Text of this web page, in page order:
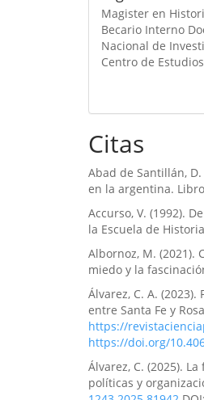
Magister en
Becario Interno
Nacional de
Centro de
Citas
Abad de Santillán,
en la argentina.
Accurso, V. (1992).
la Escuela de
Albornoz, M. (2021).
miedo y la
Álvarez, C. A.
entre Santa Fe y
https://
https://doi.org/
Álvarez, C. (2025).
políticas y